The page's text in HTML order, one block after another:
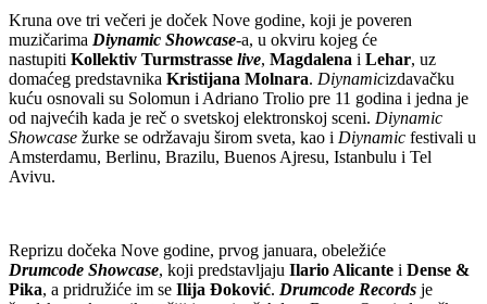
Kruna ove tri večeri je doček Nove godine, koji je poveren
muzičarima Diynamic Showcase-a, u okviru kojeg će
nastupiti Kollektiv Turmstrasse live, Magdalena i Lehar, uz
domaćeg predstavnika Kristijana Molnara. Diynamicizdavačku
kuću osnovali su Solomun i Adriano Trolio pre 11 godina i jedna je
od najvećih kada je reč o svetskoj elektronskoj sceni. Diynamic
Showcase žurke se održavaju širom sveta, kao i Diynamic festivali u
Amsterdamu, Berlinu, Brazilu, Buenos Ajresu, Istanbulu i Tel
Avivu.
Reprizu dočeka Nove godine, prvog januara, obeležiće
Drumcode Showcase, koji predstavljaju Ilario Alicante i Dense &
Pika, a pridružiće im se Ilija Đoković. Drumcode Records je